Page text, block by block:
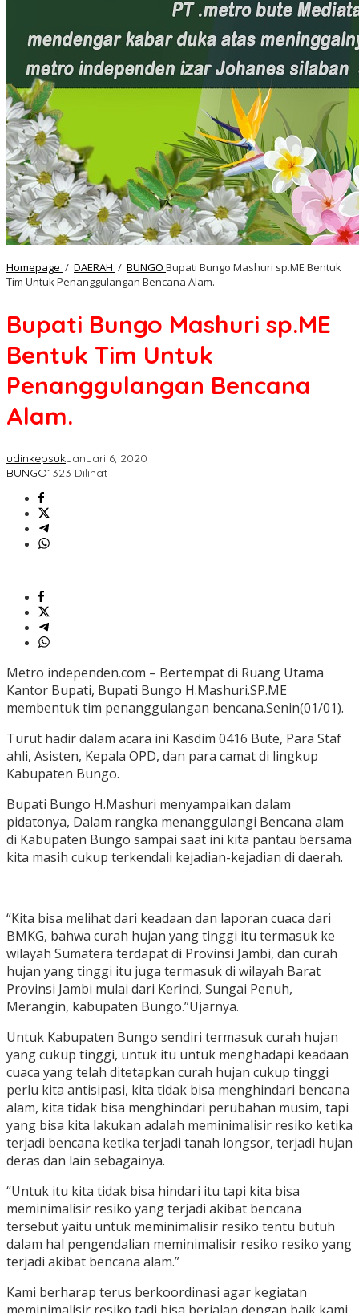
Homepage / DAERAH / BUNGO Bupati Bungo Mashuri sp.ME Bentuk
Tim Untuk Penanggulangan Bencana Alam.
Bupati Bungo Mashuri sp.ME
Bentuk Tim Untuk
Penanggulangan Bencana
Alam.
udinkepsukJanuari 6, 2020
BUNGO1323 Dilihat
Metro independen.com – Bertempat di Ruang Utama
Kantor Bupati, Bupati Bungo H.Mashuri.SP.ME
membentuk tim penanggulangan bencana.Senin(01/01).
Turut hadir dalam acara ini Kasdim 0416 Bute, Para Staf
ahli, Asisten, Kepala OPD, dan para camat di lingkup
Kabupaten Bungo.
Bupati Bungo H.Mashuri menyampaikan dalam
pidatonya, Dalam rangka menanggulangi Bencana alam
di Kabupaten Bungo sampai saat ini kita pantau bersama
kita masih cukup terkendali kejadian-kejadian di daerah.
“Kita bisa melihat dari keadaan dan laporan cuaca dari
BMKG, bahwa curah hujan yang tinggi itu termasuk ke
wilayah Sumatera terdapat di Provinsi Jambi, dan curah
hujan yang tinggi itu juga termasuk di wilayah Barat
Provinsi Jambi mulai dari Kerinci, Sungai Penuh,
Merangin, kabupaten Bungo.”Ujarnya.
Untuk Kabupaten Bungo sendiri termasuk curah hujan
yang cukup tinggi, untuk itu untuk menghadapi keadaan
cuaca yang telah ditetapkan curah hujan cukup tinggi
perlu kita antisipasi, kita tidak bisa menghindari bencana
alam, kita tidak bisa menghindari perubahan musim, tapi
yang bisa kita lakukan adalah meminimalisir resiko ketika
terjadi bencana ketika terjadi tanah longsor, terjadi hujan
deras dan lain sebagainya.
“Untuk itu kita tidak bisa hindari itu tapi kita bisa
meminimalisir resiko yang terjadi akibat bencana
tersebut yaitu untuk meminimalisir resiko tentu butuh
dalam hal pengendalian meminimalisir resiko resiko yang
terjadi akibat bencana alam.”
Kami berharap terus berkoordinasi agar kegiatan